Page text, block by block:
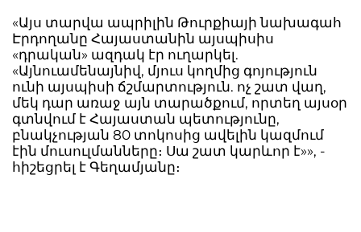
«Այս տարվա ապրիլին Թուրքիայի նախագահ
Էրդողանը Հայաստանին այսպիսիս
«դրական» ազդակ էր ուղարկել.
«Այնուամենայնիվ, մյուս կողմից գոյություն
ունի այսպիսի ճշմարտություն. ոչ շատ վաղ,
մեկ դար առաջ այն տարածքում, որտեղ այսօր
գտնվում է Հայաստան պետությունը,
բնակչության 80 տոկոսից ավելին կազմում
էին մուսուլմանները։ Սա շատ կարևոր է»», -
հիշեցրել է Գեղամյանը։